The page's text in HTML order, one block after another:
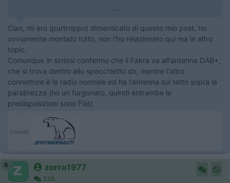
...
Ciao, mi ero (purtroppo) dimenticato di questo mio post, ho
ovviamente montato tutto, non l'ho relazionato qui ma in altro
topic.
Comunque in sintesi confermo che il Fakra va all'antenna DAB+,
che si trova dentro allo specchietto dx, mentre l'altro
connettore è la radio normale ed ha l'antenna sul tetto sopra la
parabrezza (ho un furgonato, quindi entrambe le
predisposizioni sono Fiat)
Davide
6 zorro1977
338